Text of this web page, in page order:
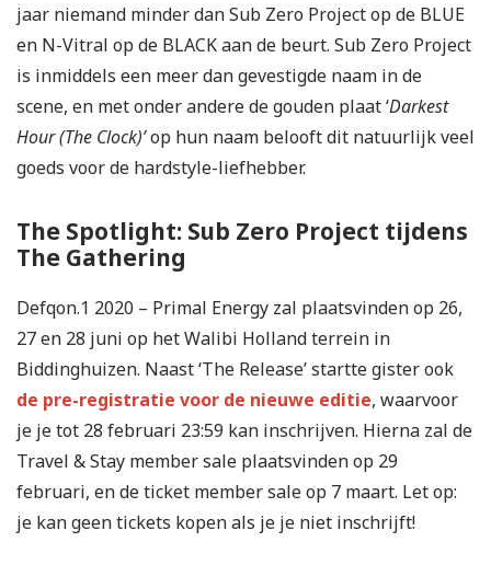
jaar niemand minder dan Sub Zero Project op de BLUE
en N-Vitral op de BLACK aan de beurt. Sub Zero Project
is inmiddels een meer dan gevestigde naam in de
scene, en met onder andere de gouden plaat ‘Darkest
Hour (The Clock)’op hun naam belooft dit natuurlijk veel
goeds voor de hardstyle-liefhebber.
The Spotlight: Sub Zero Project tijdens
The Gathering
Defqon.1 2020 – Primal Energy zal plaatsvinden op 26,
27 en 28 juni op het Walibi Holland terrein in
Biddinghuizen. Naast ‘The Release’ startte gister ook
de pre-registratie voor de nieuwe editie, waarvoor
je je tot 28 februari 23:59 kan inschrijven. Hierna zal de
Travel & Stay member sale plaatsvinden op 29
februari, en de ticket member sale op 7 maart. Let op:
je kan geen tickets kopen als je je niet inschrijft!